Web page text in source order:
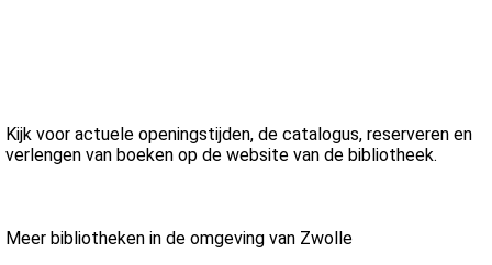
Kijk voor actuele openingstijden, de catalogus, reserveren en
verlengen van boeken op de website van de bibliotheek.
Meer bibliotheken in de omgeving van Zwolle